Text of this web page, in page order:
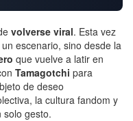
volverse viral. Esta vez
escenario, sino desde la
que vuelve a latir en
Tamagotchi para
de deseo
la cultura fandom y
solo gesto.